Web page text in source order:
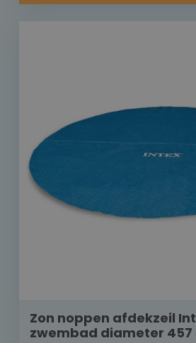
Zon noppen afdekzeil
zwembad diameter 457